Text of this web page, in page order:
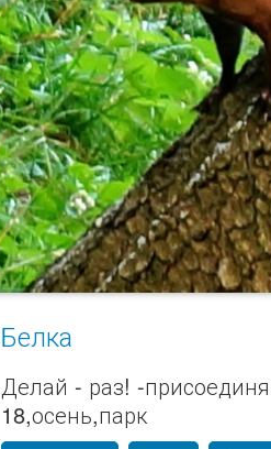
Белка
Делай - раз! -
18,осень,парк